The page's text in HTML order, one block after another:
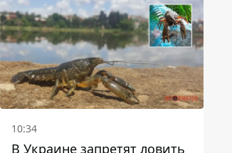
10:34
В Украине запретят ловить